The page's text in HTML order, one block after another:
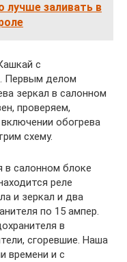
лучше заливать в
с
Первым делом
зеркал в салонном
проверяем,
обогрева
схему.
в салонном блоке
реле
и зеркал и два
по 15 ампер.
в
сгоревшие. Наша
времени и с